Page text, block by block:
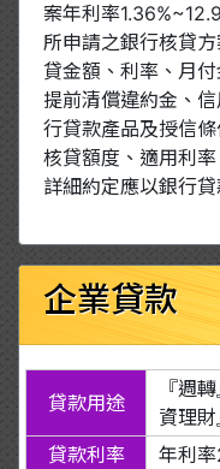
案年利率
所申請之銀行核貸
貸金額、利率、月
提前清償違約金、
行貸款產品及授信
核貸額度、適用利
詳細約定應以銀行
企業貸款
貸款用途
『週
資理
貸款利率
年利